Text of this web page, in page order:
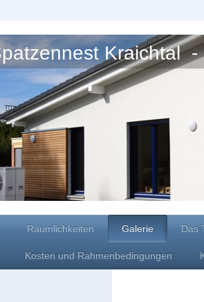
Kraichtal
Räumlichkeiten Galerie Das
Kosten und Rahmenbedingungen